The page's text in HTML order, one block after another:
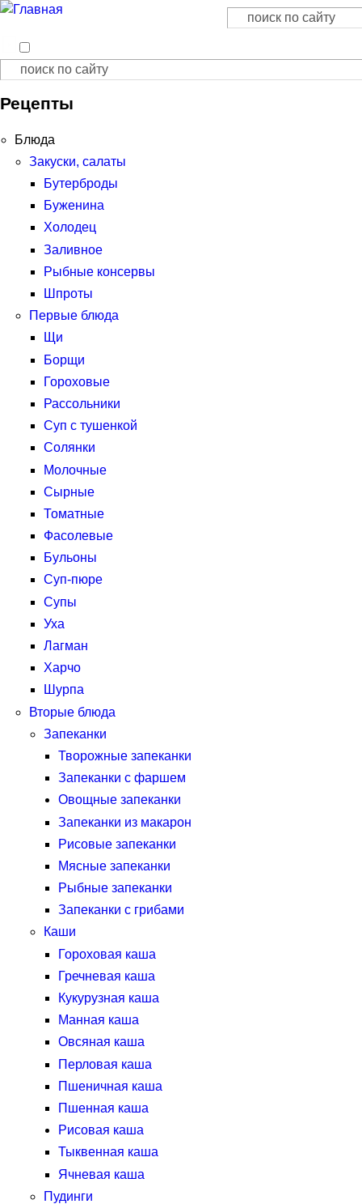
Форма поиска
Поиск
Форма поиска
Поиск
Рецепты
Блюда
Закуски, салаты
Бутерброды
Буженина
Холодец
Заливное
Рыбные консервы
Шпроты
Первые блюда
Щи
Борщи
Гороховые
Рассольники
Суп с тушенкой
Солянки
Молочные
Сырные
Томатные
Фасолевые
Бульоны
Суп-пюре
Супы
Уха
Лагман
Харчо
Шурпа
Вторые блюда
Запеканки
Творожные запеканки
Запеканки с фаршем
Овощные запеканки
Запеканки из макарон
Рисовые запеканки
Мясные запеканки
Рыбные запеканки
Запеканки с грибами
Каши
Гороховая каша
Гречневая каша
Кукурузная каша
Манная каша
Овсяная каша
Перловая каша
Пшеничная каша
Пшенная каша
Рисовая каша
Тыквенная каша
Ячневая каша
Пудинги